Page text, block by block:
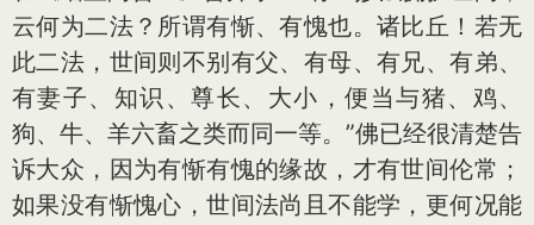
云何为二法？所谓有惭、有愧也。诸比丘！若无
此二法，世间则不别有父、有母、有兄、有弟、
有妻子、知识、尊长、大小，便当与猪、鸡、
狗、牛、羊六畜之类而同一等。”佛已经很清楚告
诉大众，因为有惭有愧的缘故，才有世间伦常；
如果没有惭愧心，世间法尚且不能学，更何况能